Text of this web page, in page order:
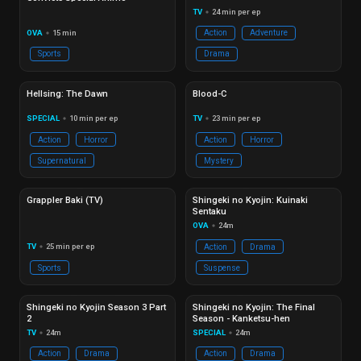
OVA circle 15 min
Sports
TV circle 24 min per ep
Action Adventure
Drama
Hellsing: The Dawn
SPECIAL circle 10 min per ep
Action Horror
Supernatural
Blood-C
TV circle 23 min per ep
Action Horror
Mystery
Grappler Baki (TV)
TV circle 25 min per ep
Sports
Shingeki no Kyojin: Kuinaki
Sentaku
OVA circle 24m
Action Drama
Suspense
Shingeki no Kyojin Season 3 Part
2
TV circle 24m
Action Drama
Shingeki no Kyojin: The Final
Season - Kanketsu-hen
SPECIAL circle 24m
Action Drama